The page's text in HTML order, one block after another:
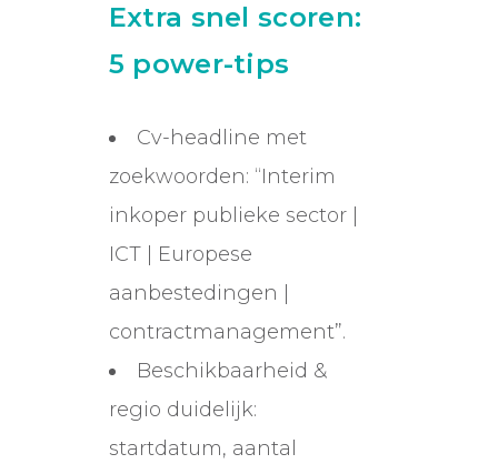
Extra snel scoren:
5 power-tips
Cv-headline met
zoekwoorden: “Interim
inkoper publieke sector |
ICT | Europese
aanbestedingen |
contractmanagement”.
Beschikbaarheid &
regio duidelijk:
startdatum, aantal